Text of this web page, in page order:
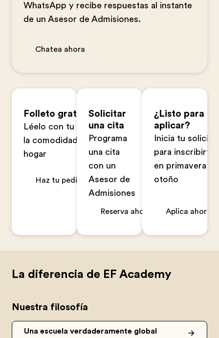
WhatsApp y recibe respuestas al instante
de un Asesor de Admisiones.
Chatea ahora
Folleto gratuito
Léelo con tu familia en
la comodidad de tu
hogar
Haz tu pedido ahora
Solicitar
una cita
Programa
una cita
con un
Asesor de
Admisiones
Reserva ahora
¿Listo para
aplicar?
Inicia tu
para inscribirte
en primavera u
otoño
Aplica ahora
La diferencia de EF Academy
Nuestra filosofía
Una escuela verdaderamente global